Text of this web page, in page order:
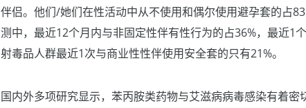
伴侣。他们/她们在性活动中从不使用和偶尔使用避孕套的占
测中，最近12个月内与非固定性伴有性行为的占36%，最近1
射毒品人群最近1次与商业性性伴使用安全套的只有21%。
国内外多项研究显示，苯丙胺类药物与艾滋病病毒感染有着